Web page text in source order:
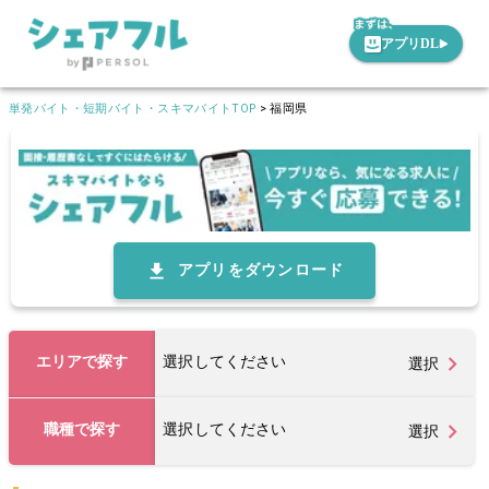
アプリDL
単発バイト・短期バイト・スキマバイトTOP >福岡県
アプリをダウンロード
エリアで探す 選択してください 選択
職種で探す 選択してください 選択